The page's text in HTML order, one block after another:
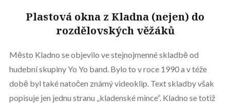
Plastová okna z Kladna (nejen) do
rozdělovských věžáků
Město Kladno se objevilo ve stejnojmenné skladbě od
hudební skupiny Yo Yo band. Bylo to v roce 1990 a v téže
době byl také natočen známý videoklip. Text skladby však
popisuje jen jednu stranu „kladenské mince“. Kladno se totiž